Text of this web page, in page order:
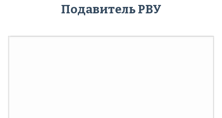
Подавитель РВУ